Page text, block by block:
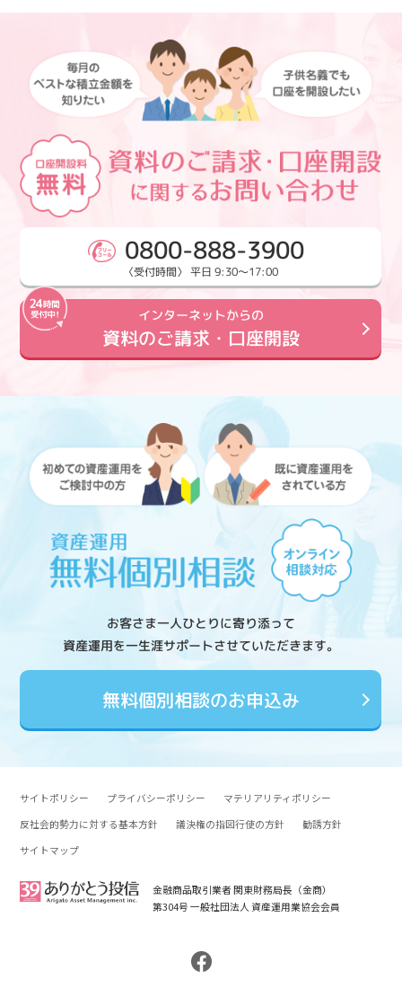
0800-888-3900
〈受付時間〉 平日 9:30～17:00
インターネットからの
資料のご請求・口座開設
お客さま一人ひとりに寄り添って
資産運用を一生涯サポートさせていただきます。
無料個別相談のお申込み
サイトポリシー プライバシーポリシー
マテリアリティポリシー
反社会的勢力に対する基本方針
議決権の指図行使の方針
勧誘方針
サイトマップ
金融商品取引業者 関東財務局長（金商）
第304号 一般社団法人 資産運用業協会会員